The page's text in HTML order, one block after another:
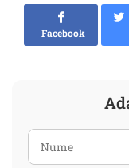
Facebook